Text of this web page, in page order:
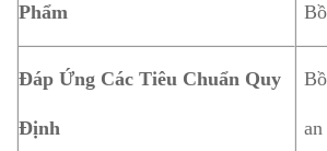
Phẩm
Đáp Ứng Các Tiêu Chuẩn Quy
Định